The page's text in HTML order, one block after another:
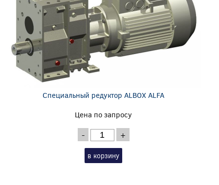
Специальный редуктор ALBOX ALFA
Цена по запросу
- +
в корзину